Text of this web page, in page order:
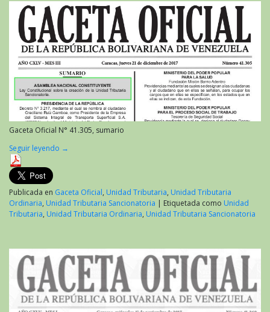
Gaceta Oficial N° 41.305, sumario
Seguir leyendo →
Publicada en Gaceta Oficial, Unidad Tributaria, Unidad Tributaria
Ordinaria, Unidad Tributaria Sancionatoria | Etiquetada como Unidad
Tributaria, Unidad Tributaria Ordinaria, Unidad Tributaria Sancionatoria